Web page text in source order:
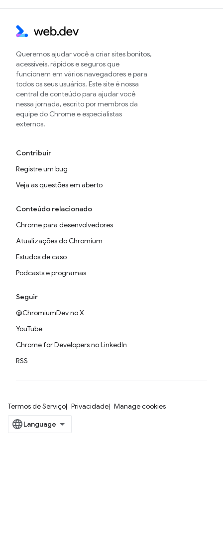
Queremos ajudar você a criar sites bonitos,
acessíveis, rápidos e seguros que
funcionem em vários navegadores e para
todos os seus usuários. Este site é nossa
central de conteúdo para ajudar você
nessa jornada, escrito por membros da
equipe do Chrome e especialistas
externos.
Contribuir
Registre um bug
Veja as questões em aberto
Conteúdo relacionado
Chrome para desenvolvedores
Atualizações do Chromium
Estudos de caso
Podcasts e programas
Seguir
@ChromiumDev no X
YouTube
Chrome for Developers no LinkedIn
RSS
Termos de Serviço Privacidade Manage cookies